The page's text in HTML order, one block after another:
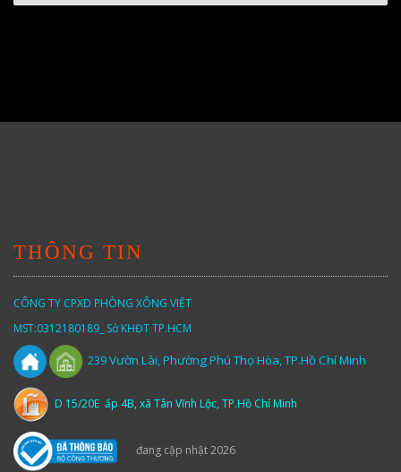
THÔNG TIN
CÔNG TY CPXD PHÒNG XÔNG VIỆT
MST:0312180189_ Sở KHĐT TP.HCM
239Vườn Lài,Phường Phú Thọ Hòa, TP.Hồ Chí Minh
D 15/20E ấp 4B, xã Tân Vĩnh Lộc, TP.Hồ Chí Minh
đang cập nhật 2026